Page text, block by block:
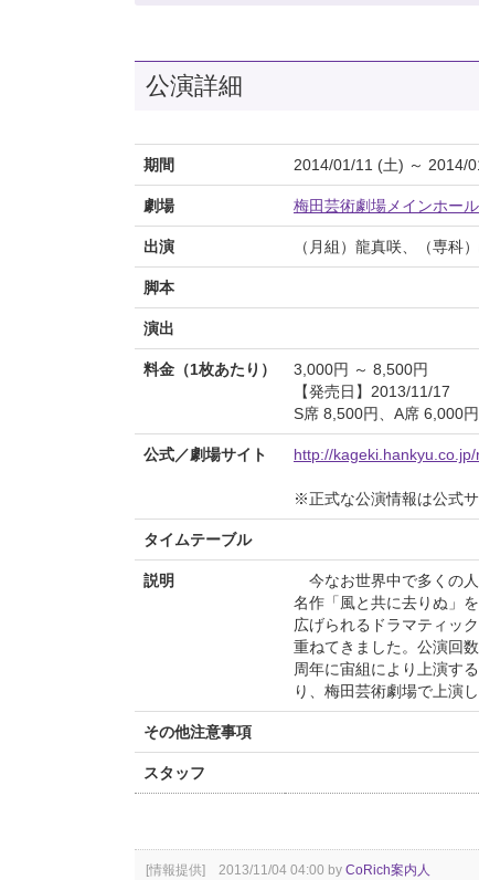
公演詳細
期間 2014/01/11 (土) ～ 2014/
劇場 梅田芸術劇場メインホール
出演 （月組）龍真咲、（専科
脚本
演出
料金（1枚あたり）
3,000円 ～ 8,500円
【発売日】2013/11/17
S席 8,500円、A席 6,000
公式／劇場サイト http://
※正式な公演情報は公式サ
タイムテーブル
説明
今なお世界中で多くの
名作「風と共に去りぬ」
広げられるドラマティッ
重ねてきました。公演回
周年に宙組により上演す
り、梅田芸術劇場で上演し
その他注意事項
スタッフ
[情報提供] 2013/11/04 04:00 by CoRich案内人